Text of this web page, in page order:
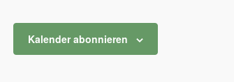
Kalender abonnieren